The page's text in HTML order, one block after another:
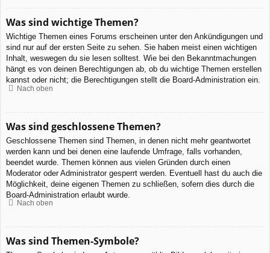
Was sind wichtige Themen?
Wichtige Themen eines Forums erscheinen unter den Ankündigungen und
sind nur auf der ersten Seite zu sehen. Sie haben meist einen wichtigen
Inhalt, weswegen du sie lesen solltest. Wie bei den Bekanntmachungen
hängt es von deinen Berechtigungen ab, ob du wichtige Themen erstellen
kannst oder nicht; die Berechtigungen stellt die Board-Administration ein.
Nach oben
Was sind geschlossene Themen?
Geschlossene Themen sind Themen, in denen nicht mehr geantwortet
werden kann und bei denen eine laufende Umfrage, falls vorhanden,
beendet wurde. Themen können aus vielen Gründen durch einen
Moderator oder Administrator gesperrt werden. Eventuell hast du auch die
Möglichkeit, deine eigenen Themen zu schließen, sofern dies durch die
Board-Administration erlaubt wurde.
Nach oben
Was sind Themen-Symbole?